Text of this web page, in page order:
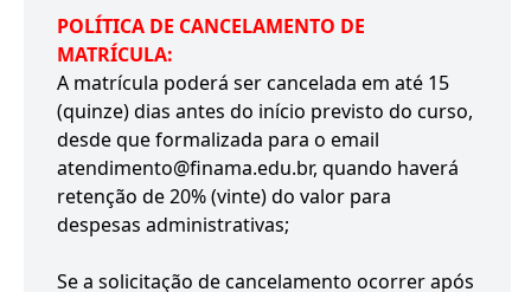
POLÍTICA DE CANCELAMENTO DE
MATRÍCULA:
A matrícula poderá ser cancelada em até 15
(quinze) dias antes do início previsto do curso,
desde que formalizada para o email
atendimento@finama.edu.br, quando haverá
retenção de 20% (vinte) do valor para
despesas administrativas;
Se a solicitação de cancelamento ocorrer após